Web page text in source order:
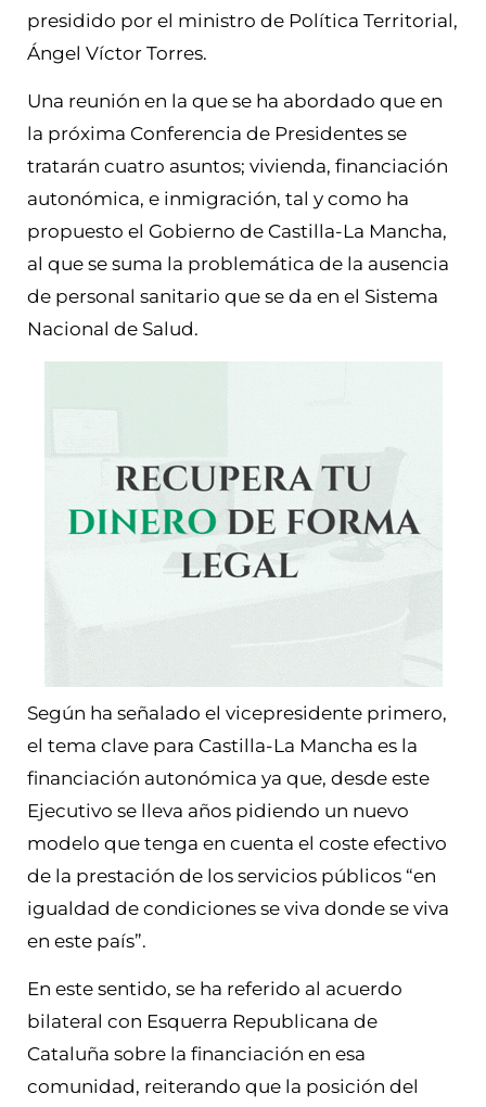
presidido por el ministro de Política Territorial,
Ángel Víctor Torres.
Una reunión en la que se ha abordado que en
la próxima Conferencia de Presidentes se
tratarán cuatro asuntos; vivienda, financiación
autonómica, e inmigración, tal y como ha
propuesto el Gobierno de Castilla-La Mancha,
al que se suma la problemática de la ausencia
de personal sanitario que se da en el Sistema
Nacional de Salud.
Según ha señalado el vicepresidente primero,
el tema clave para Castilla-La Mancha es la
financiación autonómica ya que, desde este
Ejecutivo se lleva años pidiendo un nuevo
modelo que tenga en cuenta el coste efectivo
de la prestación de los servicios públicos “en
igualdad de condiciones se viva donde se viva
en este país”.
En este sentido, se ha referido al acuerdo
bilateral con Esquerra Republicana de
Cataluña sobre la financiación en esa
comunidad, reiterando que la posición del